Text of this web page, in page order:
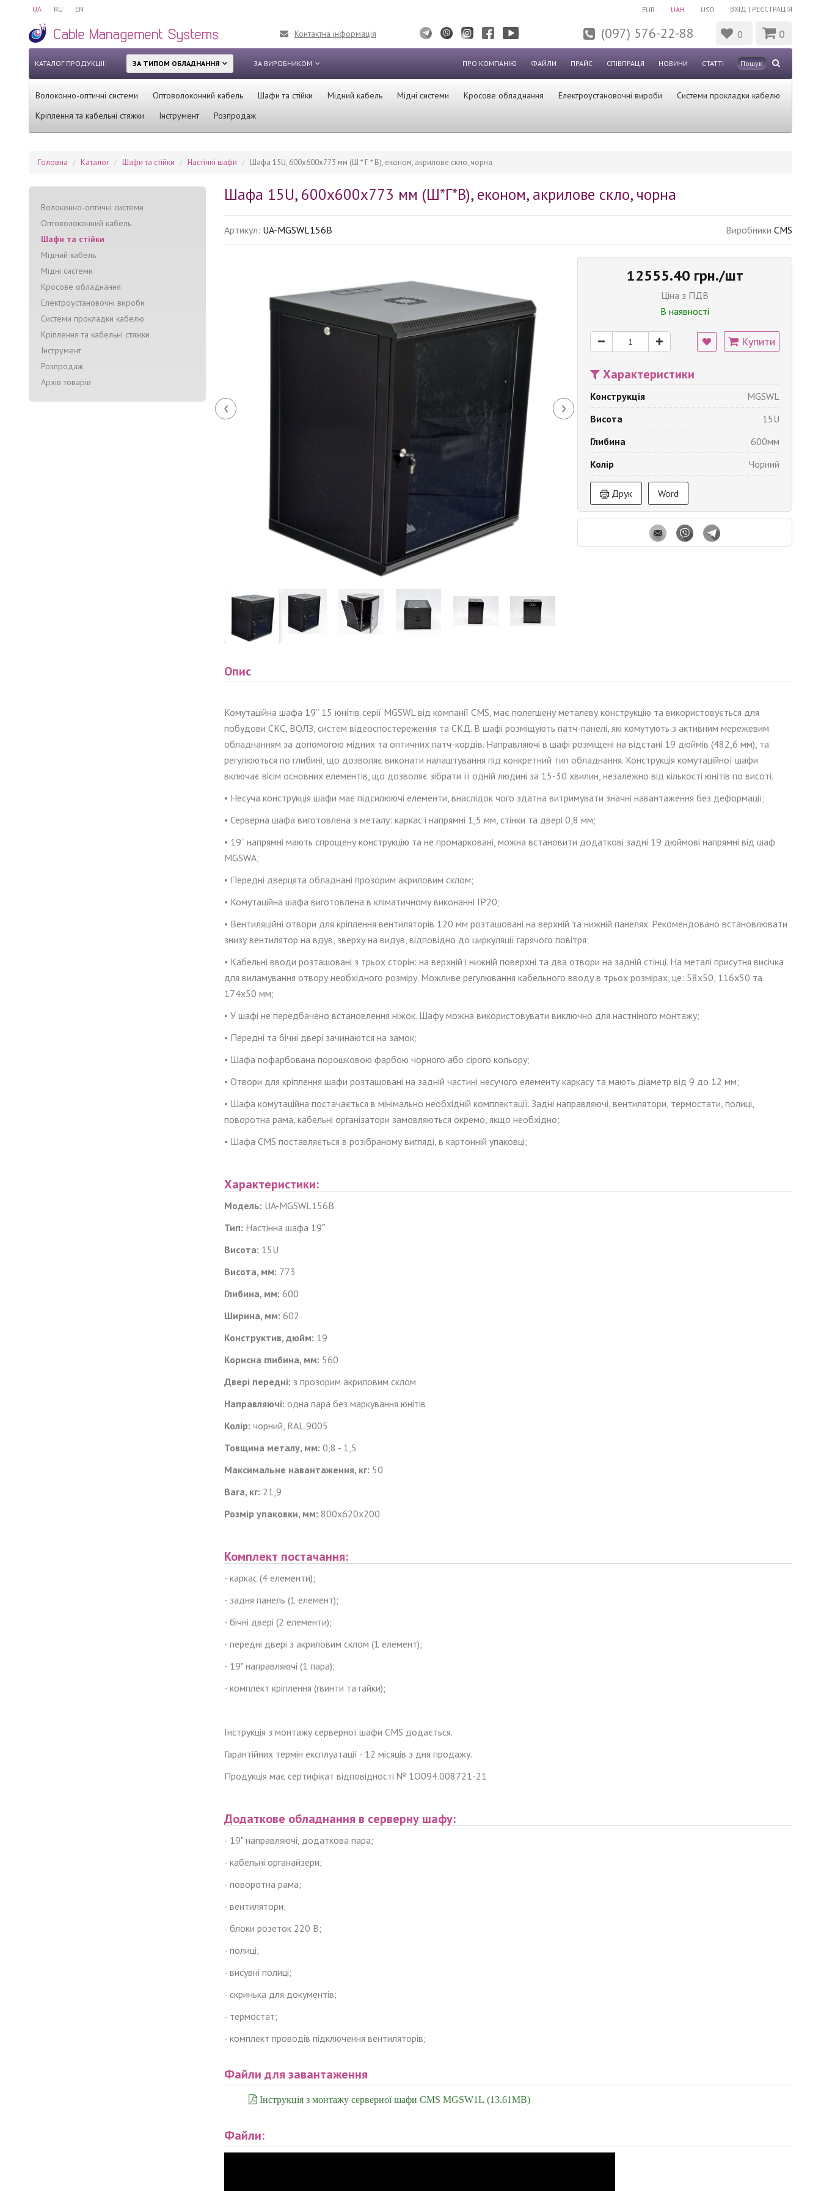
UA RU EN ВХІД | РЕЄСТРАЦІЯ
EUR UAH USD
Контактна інформація (097) 576-22-88 0 0
КАТАЛОГ ПРОДУКЦІЇ: ЗА ТИПОМ ОБЛАДНАННЯ ЗА ВИРОБНИКОМ ПРО КОМПАНІЮ ФАЙЛИ ПРАЙС СПІВПРАЦЯ НОВИНИ СТАТТІ
Волоконно-оптичні системи Оптоволоконний кабель Шафи та стійки Мідний кабель Мідні системи Кросове обладнання Електроустановочні вироби
Системи прокладки кабелю
Кріплення та кабельні стяжки
Інструмент Розпродаж
Головна Каталог Шафи та стійки Настінні шафи Шафа 15U, 600х600х773 мм (Ш * Г * В), економ, акрилове скло, чорна
Волоконно-оптичні системи
Оптоволоконний кабель
Шафи та стійки
Мідний кабель
Мідні системи
Кросове обладнання
Електроустановочні вироби
Системи прокладки кабелю
Кріплення та кабельні стяжки
Інструмент
Розпродаж
Архів товарів
Шафа 15U, 600х600х773 мм (Ш*Г*В), економ, акрилове скло, чорна
Артикул: UA-MGSWL156B Виробники CMS
‹ ›
12555.40 грн./шт
Ціна з ПДВ
В наявності
Купити
Характеристики
Конструкція
MGSWL
Висота
15U
Глибина
600мм
Колір
Чорний
Друк Word
Опис
Комутаційна шафа 19” 15 юнітів серії MGSWL від компанії CMS, має полегшену металеву конструкцію та використовується для
побудови СКС, ВОЛЗ, систем відеоспостереження та СКД. В шафі розміщують патч-панелі, які комутують з активним мережевим
обладнанням за допомогою мідних та оптичних патч-кордів. Направляючі в шафі розміщені на відстані 19 дюймів (482,6 мм), та
регулюються по глибині, що дозволяє виконати налаштування під конкретний тип обладнання. Конструкція комутаційної шафи
включає вісім основних елементів, що дозволяє зібрати її одній людині за 15-30 хвилин, незалежно від кількості юнітів по висоті.
• Несуча конструкція шафи має підсилюючі елементи, внаслідок чого здатна витримувати значні навантаження без деформації;
• Серверна шафа виготовлена ​​з металу: каркас і напрямні 1,5 мм, стінки та двері 0,8 мм;
• 19” напрямні мають спрощену конструкцію та не промарковані, можна встановити додаткові задні 19 дюймові напрямні від шаф
MGSWA;
• Передні дверцята обладнані прозорим акриловим склом;
• Комутаційна шафа виготовлена в кліматичному виконанні IP20;
• Вентиляційні отвори для кріплення вентиляторів 120 мм розташовані на верхній та нижній панелях. Рекомендовано встановлювати
знизу вентилятор на вдув, зверху на видув, відповідно до циркуляції гарячого повітря;
• Кабельні вводи розташовані з трьох сторін: на верхній і нижній поверхні та два отвори на задній стінці. На металі присутня висічка
для виламування отвору необхідного розміру. Можливе регулювання кабельного вводу в трьох розмірах, це: 58x50, 116x50 та
174x50 мм;
• У шафі не передбачено встановлення ніжок. Шафу можна використовувати виключно для настніного монтажу;
• Передні та бічні двері зачинаются на замок;
• Шафа пофарбована порошковою фарбою чорного або сірого кольору;
• Отвори для кріплення шафи розташовані на задній частині несучого елементу каркасу та мають діаметр від 9 до 12 мм;
• Шафа комутаційна постачається в мінімально необхідній комплектації. Задні направляючі, вентилятори, термостати, полиці,
поворотна рама, кабельні організатори замовляються окремо, якщо необхідно;
• Шафа CMS поставляється в розібраному вигляді, в картонній упаковці;
Характеристики:
Модель: UA-MGSWL156B
Тип: Настінна шафа 19″
Висота: 15U
Висота, мм: 773
Глибина, мм: 600
Ширина, мм: 602
Конструктив, дюйм: 19
Корисна глибина, мм: 560
Двері передні: з прозорим акриловим склом
Направляючі: одна пара без маркування юнітів
Колір: чорний, RAL 9005
Товщина металу, мм: 0,8 - 1,5
Максимальне навантаження, кг: 50
Вага, кг: 21,9
Розмір упаковки, мм: 800х620х200
Комплект постачання:
- каркас (4 елементи);
- задня панель (1 елемент);
- бічні двері (2 елементи);
- передні двері з акриловим склом (1 елемент);
- 19" направляючі (1 пара);
- комплект кріплення (гвинти та гайки);
Інструкція з монтажу серверної шафи CMS додається.
Гарантійних термін експлуатації - 12 місяців з дня продажу.
Продукція має сертифікат відповідності № 1О094.008721-21
Додаткове обладнання в серверну шафу:
- 19" направляючі, додаткова пара;
- кабельні органайзери;
- поворотна рама;
- вентилятори;
- блоки розеток 220 В;
- полиці;
- висувні полиці;
- скринька для документів;
- термостат;
- комплект проводів підключення вентиляторів;
Файли для завантаження
Інструкція з монтажу серверної шафи CMS MGSW1L (13.61MB)
Файли: